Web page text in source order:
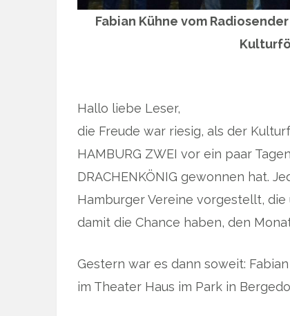
Fabian Kühne vom
Hallo liebe Leser,
die Freude war riesig, als der
HAMBURG ZWEI vor ein paar
DRACHENKÖNIG gewonnen hat.
Hamburger Vereine vorgestellt, die
damit die Chance haben, den
Gestern war es dann soweit:
im Theater Haus im Park in